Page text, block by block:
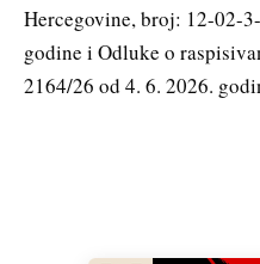
Hercegovine, broj: 12-02-
godine i Odluke o
2164/26 od 4. 6. 2026.